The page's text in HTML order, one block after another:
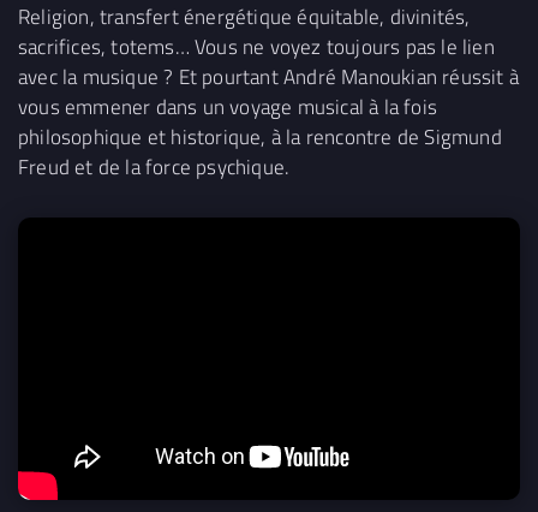
Religion, transfert énergétique équitable, divinités,
sacrifices, totems… Vous ne voyez toujours pas le lien
avec la musique ? Et pourtant André Manoukian réussit à
vous emmener dans un voyage musical à la fois
philosophique et historique, à la rencontre de Sigmund
Freud et de la force psychique.